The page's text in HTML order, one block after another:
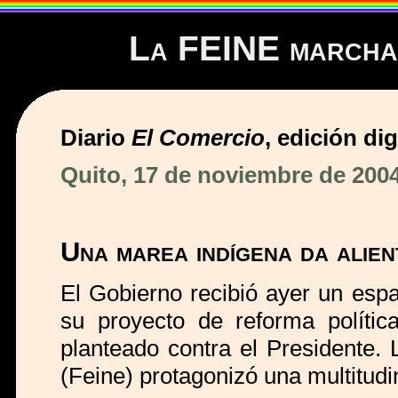
La FEINE
Diario El Comercio, edición
Quito, 17 de noviembre de
Una marea indígena da
El Gobierno recibió ayer un
su proyecto de reforma
planteado contra el Presidente.
(Feine) protagonizó una